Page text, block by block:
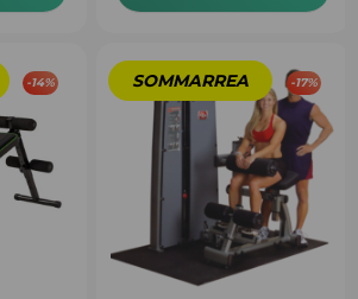
-14% -17%